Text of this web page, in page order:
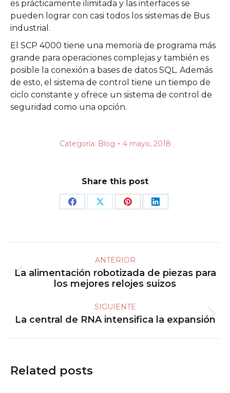
es prácticamente ilimitada y las interfaces se
pueden lograr con casi todos los sistemas de Bus
industrial.
El SCP 4000 tiene una memoria de programa más
grande para operaciones complejas y también es
posible la conexión a bases de datos SQL. Además
de esto, el sistema de control tiene un tiempo de
ciclo constante y ofrece un sistema de control de
seguridad como una opción.
Categoría: Blog 4 mayo, 2018
Share this post
Share Share Share Share
entre
publicaciones
ANTERIOR
Publicación
anterior:
La alimentación robotizada de piezas para
los mejores relojes suizos
SIGUIENTE
Publicación
La central de RNA intensifica la expansión
Related posts